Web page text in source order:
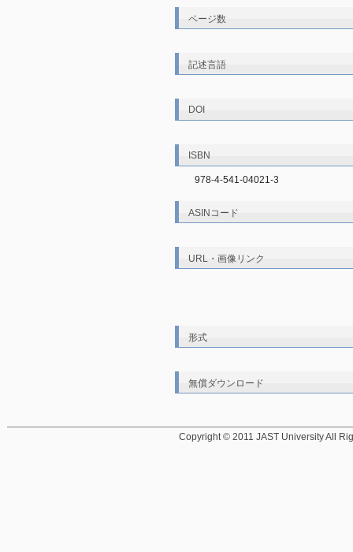
ページ数
記述言語
DOI
ISBN
978-4-541-04021-3
ASINコード
URL・画像リンク
形式
無償ダウンロード